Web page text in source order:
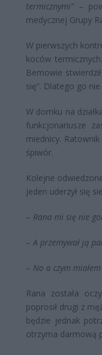
termicznymi”–
medycznej Grupy
W pierwszych
koców
Bemowie
się”. Dlatego go
W domku na
funkcjonariusze
miednicy.
śpiwór.
Kolejne
Jeden uderzył się
– Rana mi się nie
– A przemywał ją
– No a czym
Rana została
poprosił drugi z
będzie jednak
otrzyma darmową